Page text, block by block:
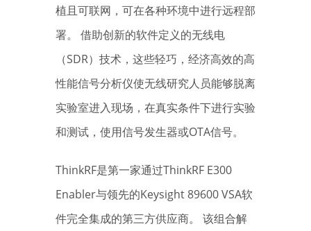
植且可联网，可在各种环境中进行远程部
署。 借助创新的软件定义的无线电
（SDR）技术，这些轻巧，经济高效的高
性能信号分析仪使无线研究人员能够脱离
实验室进入现场，在真实条件下进行实验
和测试，使用信号发生器或OTA信号。
ThinkRF是第一家通过ThinkRF E300
Enabler与领先的Keysight 89600 VSA软
件完全集成的第三方供应商。 该组合解